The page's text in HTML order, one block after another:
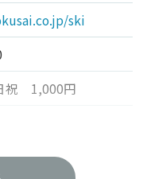
ski
祝 1,000円